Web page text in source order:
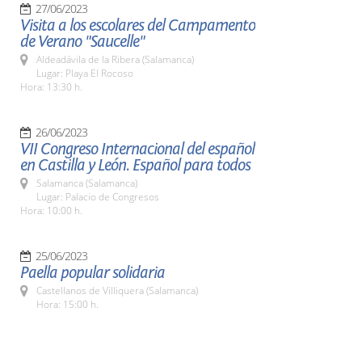
27/06/2023
Visita a los escolares del Campamento
de Verano "Saucelle"
Aldeadávila de la Ribera (Salamanca)
Lugar: Playa El Rocoso
Hora: 13:30 h.
26/06/2023
VII Congreso Internacional del español
en Castilla y León. Español para todos
Salamanca (Salamanca)
Lugar: Palacio de Congresos
Hora: 10:00 h.
25/06/2023
Paella popular solidaria
Castellanos de Villiquera (Salamanca)
Hora: 15:00 h.